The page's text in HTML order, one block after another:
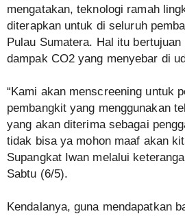
mengatakan, teknologi ramah
diterapkan untuk di seluruh
Pulau Sumatera. Hal itu bertujuan
dampak CO2 yang menyebar di
“Kami akan menscreening untuk
pembangkit yang menggunakan
yang akan diterima sebagai
tidak bisa ya mohon maaf akan
Supangkat Iwan melalui
Sabtu (6/5).
Kendalanya, guna mendapatkan